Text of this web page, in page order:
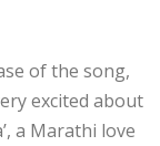
of the song,
excited about
a Marathi love